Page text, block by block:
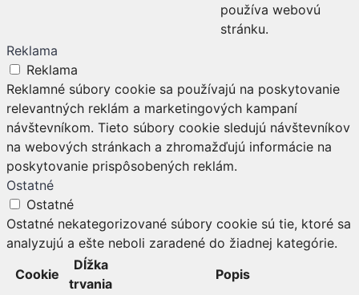
používa webovú
stránku.
Reklama
Reklama
Reklamné súbory cookie sa používajú na poskytovanie
relevantných reklám a marketingových kampaní
návštevníkom. Tieto súbory cookie sledujú návštevníkov
na webových stránkach a zhromažďujú informácie na
poskytovanie prispôsobených reklám.
Ostatné
Ostatné
Ostatné nekategorizované súbory cookie sú tie, ktoré sa
analyzujú a ešte neboli zaradené do žiadnej kategórie.
Cookie
Dĺžka
trvania
Popis